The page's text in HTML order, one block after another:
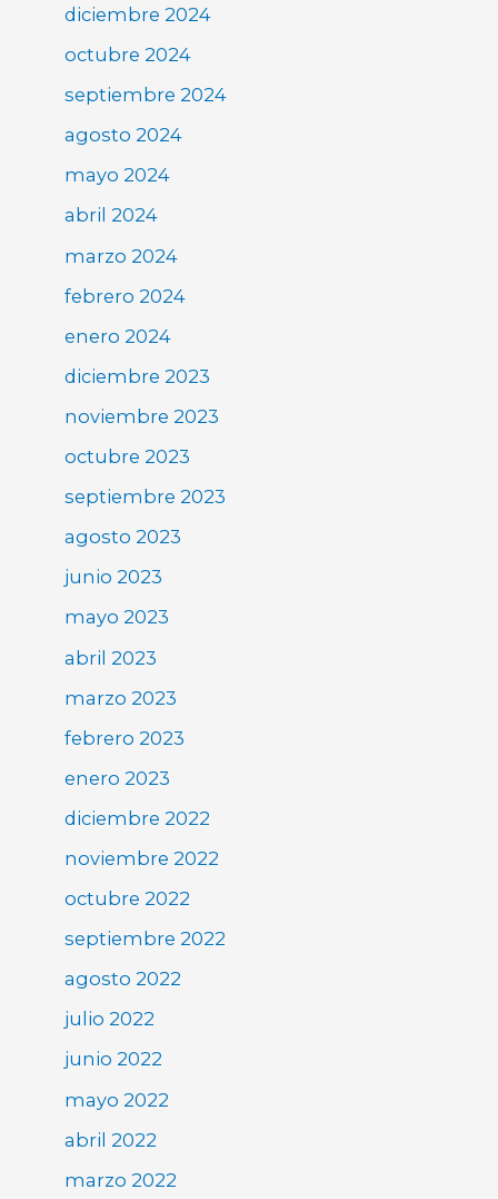
diciembre 2024
octubre 2024
septiembre 2024
agosto 2024
mayo 2024
abril 2024
marzo 2024
febrero 2024
enero 2024
diciembre 2023
noviembre 2023
octubre 2023
septiembre 2023
agosto 2023
junio 2023
mayo 2023
abril 2023
marzo 2023
febrero 2023
enero 2023
diciembre 2022
noviembre 2022
octubre 2022
septiembre 2022
agosto 2022
julio 2022
junio 2022
mayo 2022
abril 2022
marzo 2022